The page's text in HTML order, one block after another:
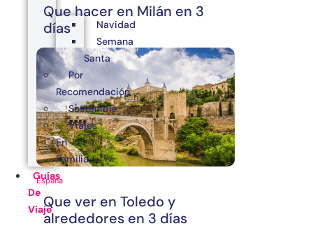
Que hacer en Milán en 3
días
España
Que ver en Toledo y
alrededores en 3 días
Navidad
Semana
Santa
Por
Recomendación
Sostenible
Viajes
En
Familia
Guías
De
Viaje